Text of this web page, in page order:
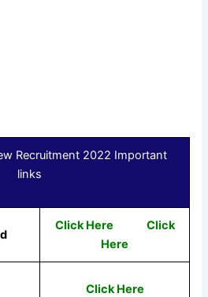
Recruitment 2022 Important
links
Click Here
Click
Here
Click Here